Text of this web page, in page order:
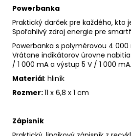
Powerbanka
Praktický darček pre každého, kto
Spoľahlivý zdroj energie pre
Powerbanka s polymérovou 4
Vrátane indikátorov úrovne nabitia
/ 1 000 mA a výstup 5 V / 1 000 mA.
Materiál: hliník
Rozmer:11 x 6,8 x 1 cm
Zápisník